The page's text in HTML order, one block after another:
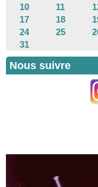
10
11
17
18
24
25
31
Nous suivre